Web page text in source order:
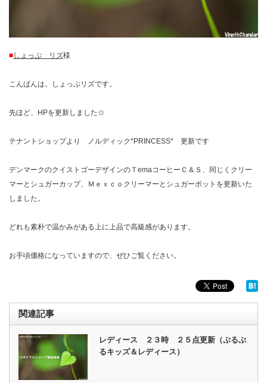
■しょっぷ リズ様
こんばんは。しょっぷリズです。
先ほど、HPを更新しました☆
テナントショップより ノルディック*PRINCESS* 更新です
デンマークのクイストゴーデザインのＴemaコーヒーＣ＆Ｓ、同じくクリー
マーとシュガーカップ、Ｍｅｘｃｏクリーマーとシュガーポットを更新いた
しました。
どれも素朴で温かみがある上に上品で高級感があります。
お手頃価格になっていますので、ぜひご覧ください。
関連記事
レディース ２３時 ２５点更新（ぷるぷ
るキッズ＆レディース）